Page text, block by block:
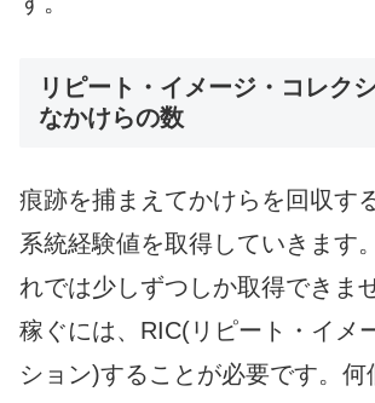
リピート・イメージ・コレク
なかけらの数
痕跡を捕まえてかけらを回収す
系統経験値を取得していきます
れでは少しずつしか取得できま
稼ぐには、RIC(リピート・イメ
ション)することが必要です。何